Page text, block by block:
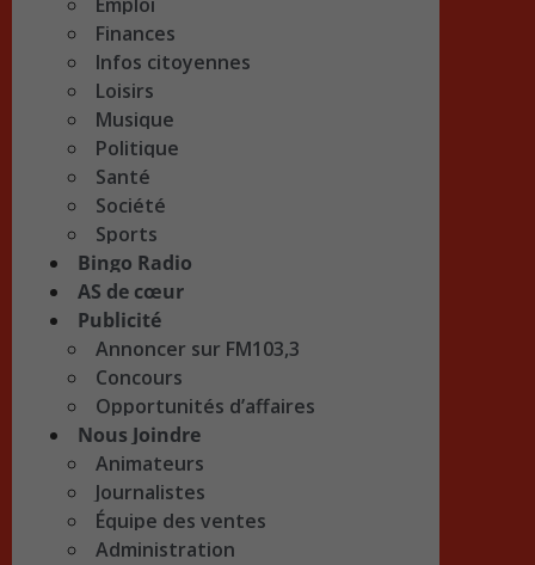
Finances
Infos citoyennes
Loisirs
Musique
Politique
Santé
Société
Sports
Bingo Radio
AS de cœur
Publicité
Annoncer sur FM103,3
Concours
Opportunités d’affaires
Nous Joindre
Animateurs
Journalistes
Équipe des ventes
Administration